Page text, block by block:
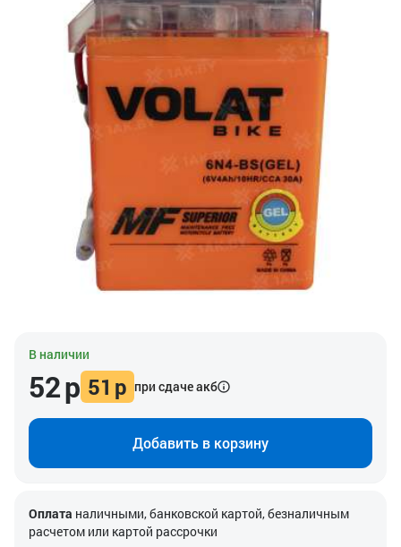
В наличии
52р 51 р при сдаче акб
Добавить в корзину
Оплата наличными, банковской картой, безналичным
расчетом или картой рассрочки